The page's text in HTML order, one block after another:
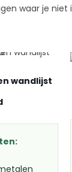
waar je niet
wandlijst